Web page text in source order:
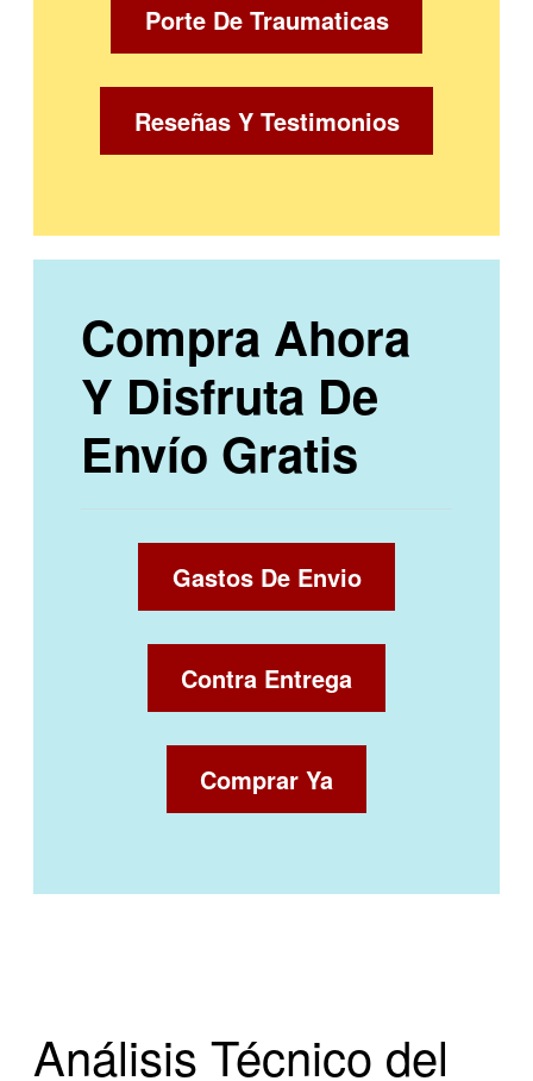
Porte De Traumaticas
Reseñas Y Testimonios
Compra Ahora
Y Disfruta De
Envío Gratis
Gastos De Envio
Contra Entrega
Comprar Ya
Análisis Técnico del